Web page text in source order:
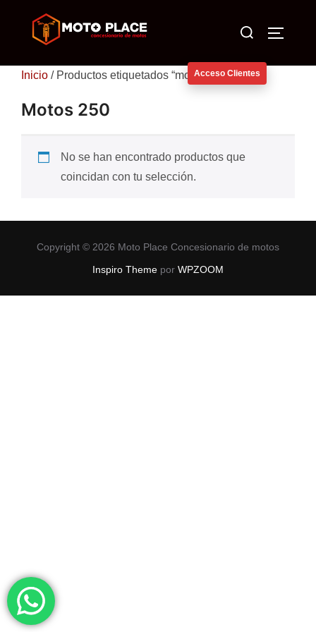
contenido
Buscar:
Inicio / Productos etiquetados “motos 250”
Motos 250
No se han encontrado productos que
coincidan con tu selección.
Copyright © 2026 Moto Place Concesionario de motos
Inspiro Theme por WPZOOM
Acceso Clientes